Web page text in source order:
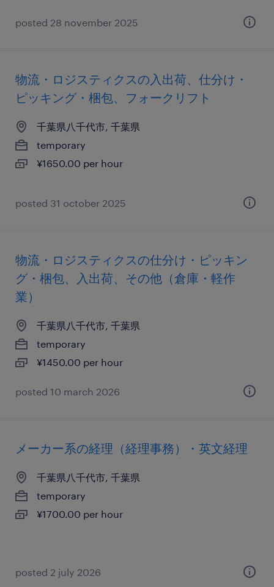
posted 28 november 2025
物流・ロジスティクスの入出荷、仕分け・
ピッキング・梱包、フォークリフト
千葉県八千代市, 千葉県
temporary
¥1650.00 per hour
posted 31 october 2025
物流・ロジスティクスの仕分け・ピッキン
グ・梱包、入出荷、その他（倉庫・軽作
業）
千葉県八千代市, 千葉県
temporary
¥1450.00 per hour
posted 10 march 2026
メーカー系の経理（経理事務）・英文経理
千葉県八千代市, 千葉県
temporary
¥1700.00 per hour
posted 2 july 2026